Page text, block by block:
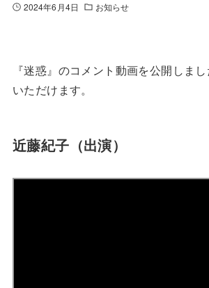
2024年6月4日 お知らせ
『迷惑』のコメント動画を公開しま
いただけます。
近藤紀子（出演）